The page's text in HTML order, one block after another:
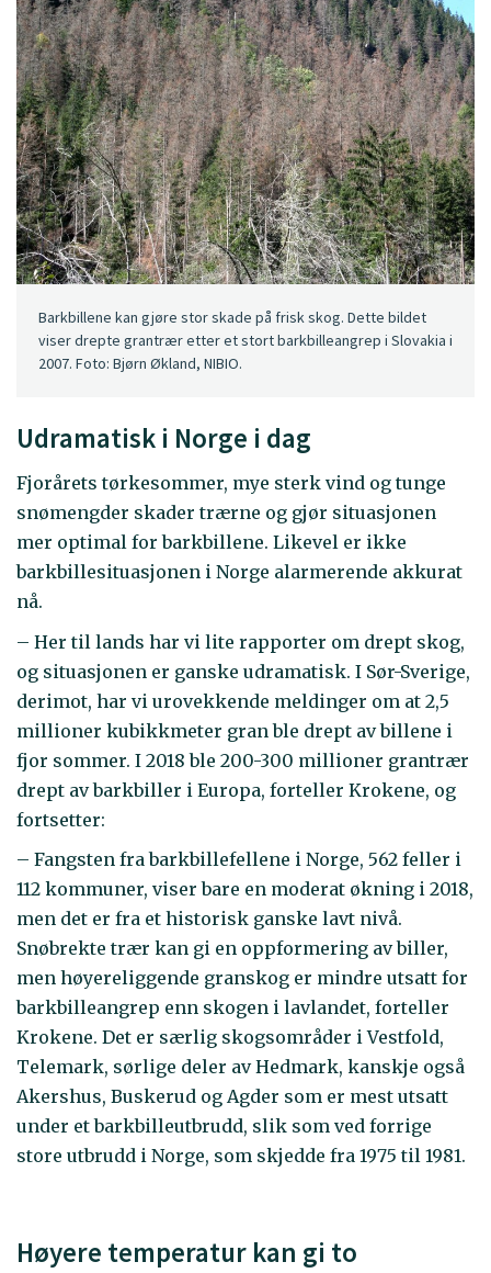
Barkbillene kan gjøre stor skade på frisk skog. Dette bildet
viser drepte grantrær etter et stort barkbilleangrep i Slovakia i
2007. Foto: Bjørn Økland, NIBIO.
Udramatisk i Norge i dag
Fjorårets tørkesommer, mye sterk vind og tunge
snømengder skader trærne og gjør situasjonen
mer optimal for barkbillene. Likevel er ikke
barkbillesituasjonen i Norge alarmerende akkurat
nå.
– Her til lands har vi lite rapporter om drept skog,
og situasjonen er ganske udramatisk. I Sør-Sverige,
derimot, har vi urovekkende meldinger om at 2,5
millioner kubikkmeter gran ble drept av billene i
fjor sommer. I 2018 ble 200-300 millioner grantrær
drept av barkbiller i Europa, forteller Krokene, og
fortsetter:
– Fangsten fra barkbillefellene i Norge, 562 feller i
112 kommuner, viser bare en moderat økning i 2018,
men det er fra et historisk ganske lavt nivå.
Snøbrekte trær kan gi en oppformering av biller,
men høyereliggende granskog er mindre utsatt for
barkbilleangrep enn skogen i lavlandet, forteller
Krokene. Det er særlig skogsområder i Vestfold,
Telemark, sørlige deler av Hedmark, kanskje også
Akershus, Buskerud og Agder som er mest utsatt
under et barkbilleutbrudd, slik som ved forrige
store utbrudd i Norge, som skjedde fra 1975 til 1981.
Høyere temperatur kan gi to